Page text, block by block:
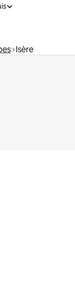
Isère